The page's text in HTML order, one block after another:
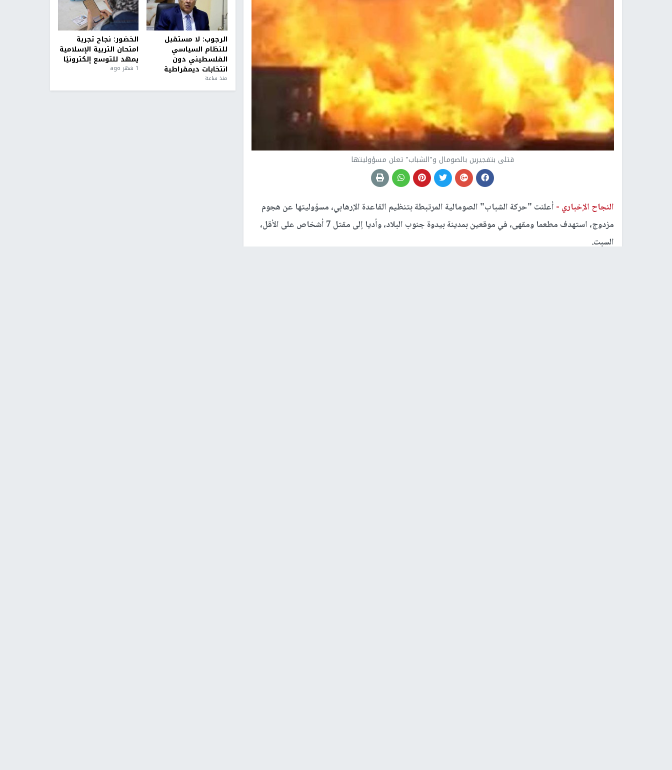
قتلى بتفجيرين بالصومال و"الشباب" تعلن مسؤوليتها
النجاح الإخباري - أعلنت "حركة الشباب" الصومالية المرتبطة بتنظيم القاعدة الإرهابي، مسؤوليتها عن هجوم
مزدوج، استهدف مطعما ومقهى، في موقعين بمدينة بيدوة جنوب البلاد، وأديا إلى مقتل 7 أشخاص على الأقل،
السبت.
الرجوب: لا مستقبل
للنظام السياسي
الفلسطيني دون
انتخابات ديمقراطية
منذ ساعة
الخضور: نجاح تجربة
امتحان التربية الإسلامية
يمهد للتوسع إلكترونيًا
1 شهر ago